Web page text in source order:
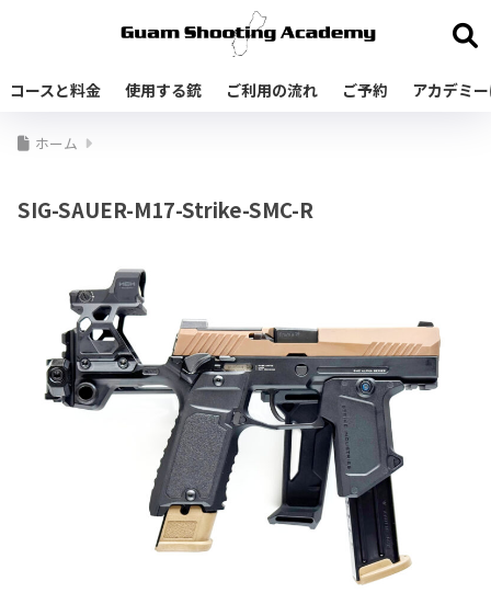
コースと料金 使用する銃 ご利用の流れ ご予約 アカデミ
ホーム
SIG-SAUER-M17-Strike-SMC-R